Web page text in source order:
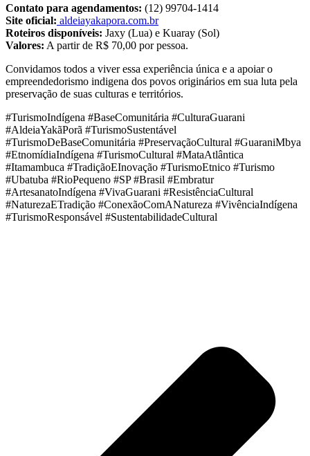
Contato para agendamentos: (12) 99704-1414
Site oficial: aldeiayakapora.com.br
Roteiros disponíveis: Jaxy (Lua) e Kuaray (Sol)
Valores: A partir de R$ 70,00 por pessoa.
Convidamos todos a viver essa experiência única e a apoiar o
empreendedorismo indigena dos povos originários em sua luta pela
preservação de suas culturas e territórios.
#TurismoIndígena #BaseComunitária #CulturaGuarani
#AldeiaYakãPorã #TurismoSustentável
#TurismoDeBaseComunitária #PreservaçãoCultural #GuaraniMbya
#EtnomídiaIndígena #TurismoCultural #MataAtlântica
#Itamambuca #TradiçãoEInovação #TurismoEtnico #Turismo
#Ubatuba #RioPequeno #SP #Brasil #Embratur
#ArtesanatoIndígena #VivaGuarani #ResistênciaCultural
#NaturezaETradição #ConexãoComANatureza #VivênciaIndígena
#TurismoResponsável #SustentabilidadeCultural